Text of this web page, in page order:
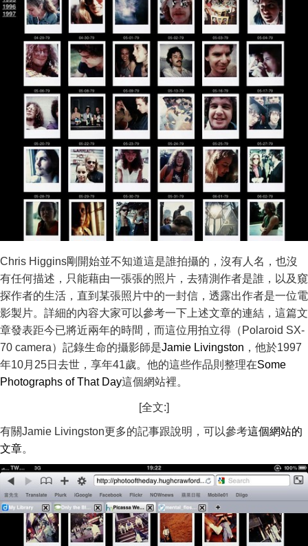
Chris Higgins剛開始並不知道這是誰拍攝的，沒有人名，也沒
有任何描述，只能藉由一張張的照片，去猜測作者是誰，以及窺
探作者的生活，直到某張照片中的一封信，透露出作者是一位電
影製片。詳細的內容大家可以參考一下上述文章的連結，這篇文
章發表距今已將近兩年的時間，而這位用拍立得（Polaroid SX-
70 camera）記錄生命的攝影師是Jamie Livingston ，他於1997
年10月25日去世，享年41歲。他的這些作品則整理在Some
Photographs of That Day這個網站裡。
[全文:]
有關Jamie Livingston更多的記事跟說明，可以參考這個網站的
文章。